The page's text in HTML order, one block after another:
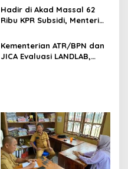
Hari Mulai 17 Agustus
Hadir di Akad Massal 62
Ribu KPR Subsidi, Menteri
Beri Kepastian Hukum
Kementerian ATR/BPN dan
JICA Evaluasi LANDLAB,